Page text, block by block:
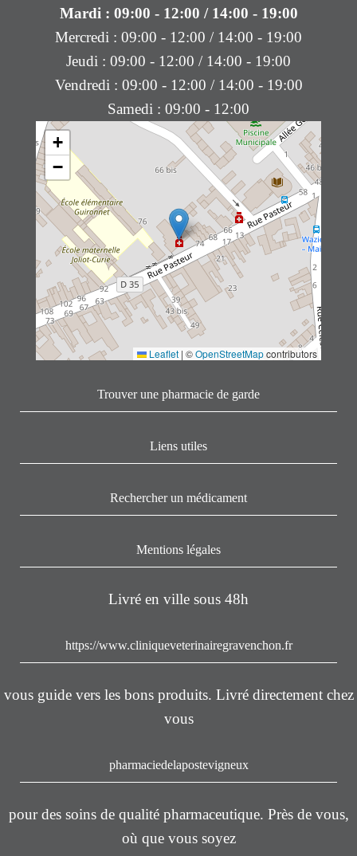
+
−
Leaflet | ©OpenStreetMapcontributors
Trouver une pharmacie de garde
Liens utiles
Rechercher un médicament
Mentions légales
Livré en ville sous 48h
https://www.cliniqueveterinairegravenchon.fr
vous guide vers les bons produits. Livré directement chez
vous
pharmaciedelapostevigneux
pour des soins de qualité pharmaceutique. Près de vous,
où que vous soyez
Mardi : 09:00 - 12:00 / 14:00 - 19:00
Mercredi : 09:00 - 12:00 / 14:00 - 19:00
Jeudi : 09:00 - 12:00 / 14:00 - 19:00
Vendredi : 09:00 - 12:00 / 14:00 - 19:00
Samedi : 09:00 - 12:00